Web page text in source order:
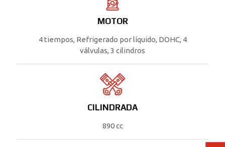
MOTOR
4 tiempos, Refrigerado por líquido, DOHC, 4
válvulas, 3 cilindros
CILINDRADA
890 cc